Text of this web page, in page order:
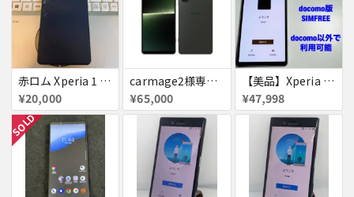
赤ロム Xperia 1 iii SOG03 ジャンク
¥20,000
carmage2様専用 赤ロム XPERIA 1 Ꮩ SoftBank A301SO SIMフリー 送料無料
¥65,000
【美品】Xperia 5 V SO-53D［赤ロム］ Xperia5 V
¥47,998
SOLD